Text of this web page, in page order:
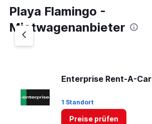
Playa Flamingo -
Mietwagenanbieter
Enterprise Rent-A-Car
1 Standort
Preise prüfen